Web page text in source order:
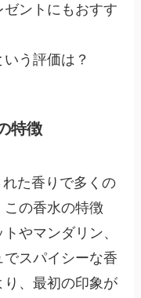
ゼントにもおすす
う評価は？
特徴
た香りで多くの
の香水の特徴
やマンダリン、
スパイシーな香
り、最初の印象が